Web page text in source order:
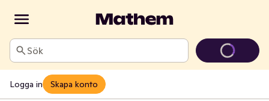
Sök
Logga in Skapa konto